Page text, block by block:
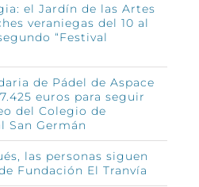
el Jardín de las Artes
veraniegas del 10 al
“Festival
de Pádel de Aspace
euros para seguir
del Colegio de
San Germán
las personas siguen
Fundación El Tranvía